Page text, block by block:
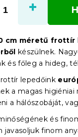
cm méretű frottír
készülnek.
és főleg a hideg,
lepedőink
a magas higiéniai
a hálószobáját,
és
javasoljuk finom